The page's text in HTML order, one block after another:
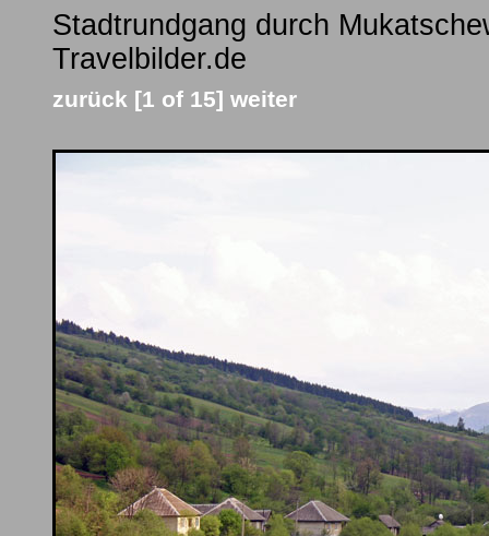
Stadtrundgang durch
Travelbilder.de
zurück [1 of 15] weiter